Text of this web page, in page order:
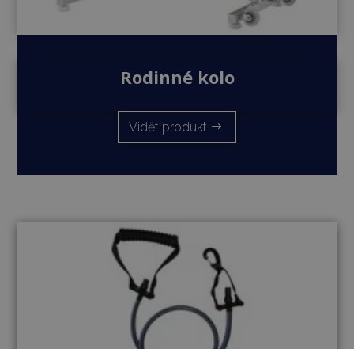
Rodinné kolo
Vidět produkt